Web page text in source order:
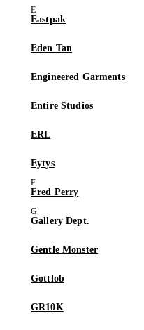
Eastpak
Eden Tan
Engineered Garments
Entire Studios
ERL
Eytys
Fred Perry
Gallery Dept.
Gentle Monster
Gottlob
GR10K